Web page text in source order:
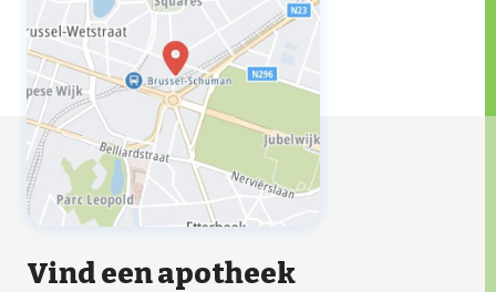
Vind een apotheek